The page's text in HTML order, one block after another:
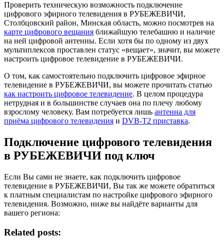
Проверить техническую возможность подключение
цифрового эфирного телевидения в РУБЕЖЕВИЧИ,
Столбцовский район, Минская область, можно посмотрев на
карте цифрового вещания ближайшую телебашню и наличие
на ней цифровой антенны. Если хотя бы по одному из двух
мультиплексов проставлен статус «вещает», значит, вы можете
настроить цифровое телевидение в РУБЕЖЕВИЧИ.
О том, как самостоятельно подключить цифровое эфирное
телевидение в РУБЕЖЕВИЧИ, вы можете прочитать статью
как настроить цифровое телевидение. В целом процедура
нетрудная и в большинстве случаев она по плечу любому
взрослому человеку. Вам потребуется лишь антенна для
приёма цифрового телевидения и DVB-T2 приставка.
Подключение цифрового телевидения
в РУБЕЖЕВИЧИ под ключ
Если Вы сами не знаете, как подключить цифровое
телевидение в РУБЕЖЕВИЧИ, Вы так же можете обратиться
к платным специалистам по настройке цифрового эфирного
телевидения. Возможно, ниже вы найдёте варианты для
вашего региона:
Related posts: